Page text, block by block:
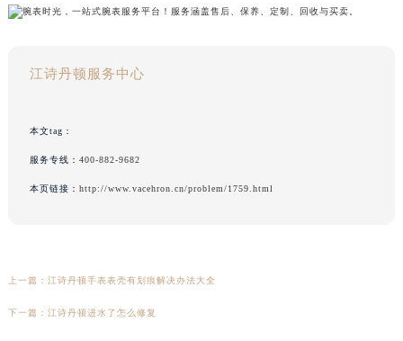
江诗丹顿服务中心
本文tag：
服务专线： 400-882-9682
本页链接： http://www.vacehron.cn/problem/1759.html
上一篇： 江诗丹顿手表表壳有划痕解决办法大全
下一篇： 江诗丹顿进水了怎么修复